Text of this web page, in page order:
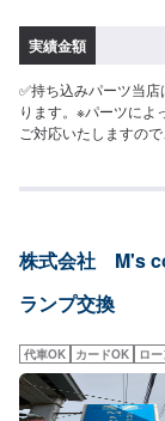
実績金額
✅持ち込みパーツ当
ります。※パーツによ
ご対応いたしますの
株式会社 M's
ランプ交換
代車OK カードOK ロ